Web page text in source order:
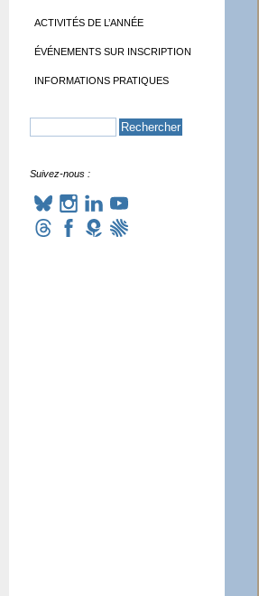
ACTIVITÉS DE L’ANNÉE
ÉVÉNEMENTS SUR INSCRIPTION
INFORMATIONS PRATIQUES
Suivez-nous :